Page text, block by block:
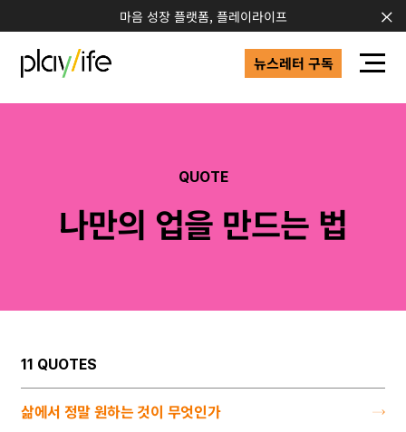
마음 성장 플랫폼, 플레이라이프
뉴스레터 구독
QUOTE
나만의 업을 만드는 법
11 QUOTES
삶에서 정말 원하는 것이 무엇인가